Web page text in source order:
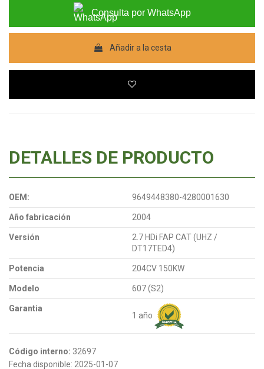
Consulta por WhatsApp
Añadir a la cesta
DETALLES DE PRODUCTO
OEM: 9649448380-4280001630
Año fabricación 2004
Versión
2.7 HDi FAP CAT (UHZ /
DT17TED4)
Potencia 204CV 150KW
Modelo 607 (S2)
Garantia
1 año
Código interno: 32697
Fecha disponible: 2025-01-07